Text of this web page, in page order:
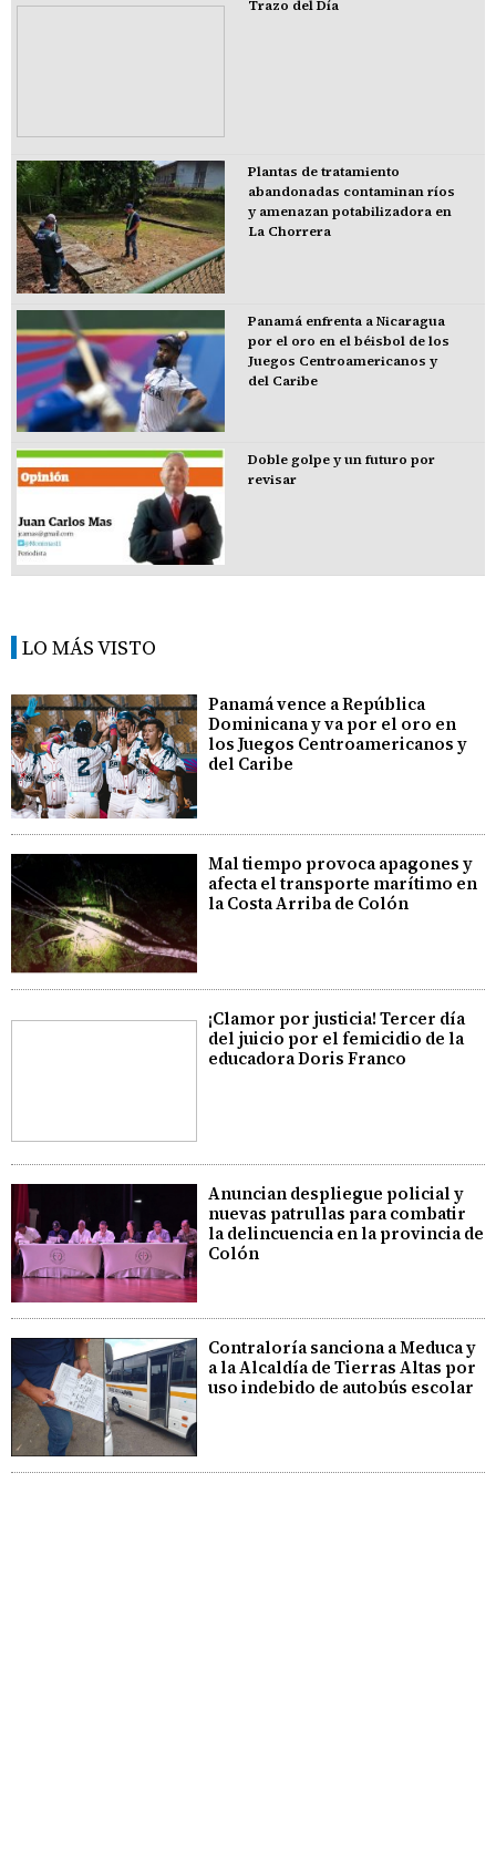
Trazo del Día
Plantas de tratamiento
abandonadas contaminan ríos
y amenazan potabilizadora en
La Chorrera
Panamá enfrenta a Nicaragua
por el oro en el béisbol de los
Juegos Centroamericanos y
del Caribe
Doble golpe y un futuro por
revisar
LO MÁS VISTO
Panamá vence a República
Dominicana y va por el oro en
los Juegos Centroamericanos y
del Caribe
Mal tiempo provoca apagones y
afecta el transporte marítimo en
la Costa Arriba de Colón
¡Clamor por justicia! Tercer día
del juicio por el femicidio de la
educadora Doris Franco
Anuncian despliegue policial y
nuevas patrullas para combatir
la delincuencia en la provincia de
Colón
Contraloría sanciona a Meduca y
a la Alcaldía de Tierras Altas por
uso indebido de autobús escolar